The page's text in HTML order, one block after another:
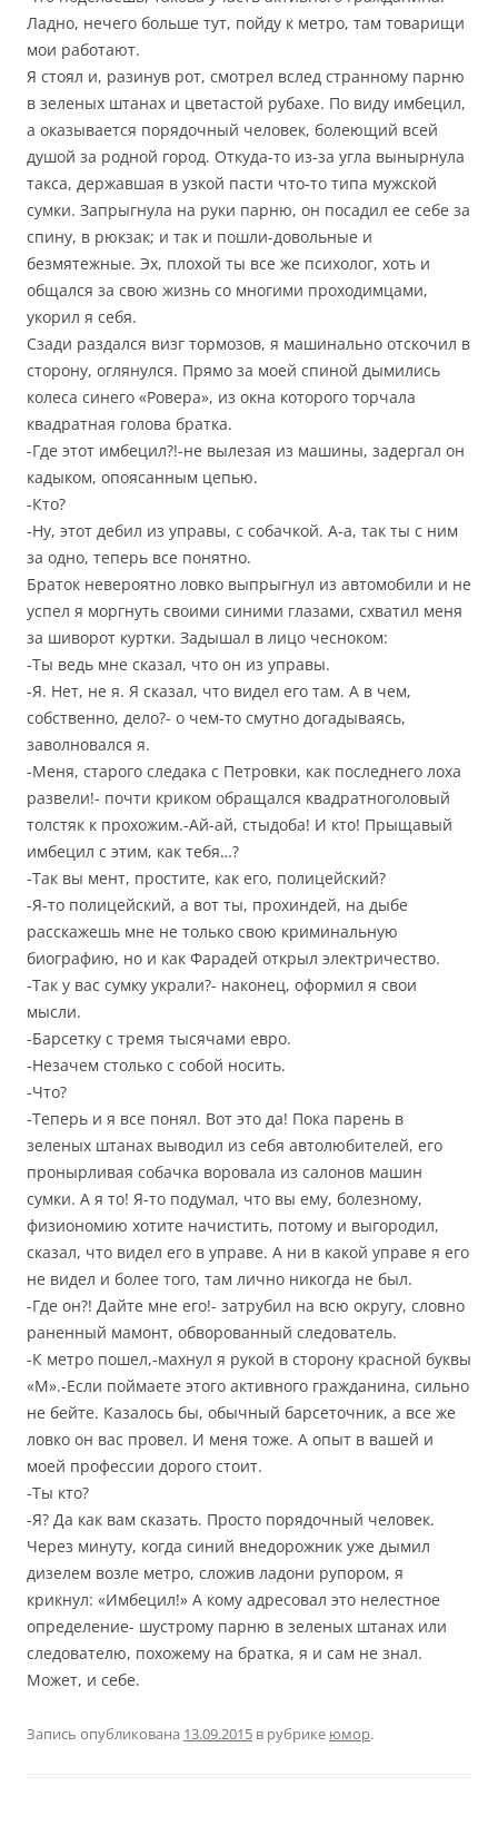
Ладно, нечего больше тут, пойду к метро, там товарищи
мои работают.
Я стоял и, разинув рот, смотрел вслед странному парню
в зеленых штанах и цветастой рубахе. По виду имбецил,
а оказывается порядочный человек, болеющий всей
душой за родной город. Откуда-то из-за угла вынырнула
такса, державшая в узкой пасти что-то типа мужской
сумки. Запрыгнула на руки парню, он посадил ее себе за
спину, в рюкзак; и так и пошли-довольные и
безмятежные. Эх, плохой ты все же психолог, хоть и
общался за свою жизнь со многими проходимцами,
укорил я себя.
Сзади раздался визг тормозов, я машинально отскочил в
сторону, оглянулся. Прямо за моей спиной дымились
колеса синего «Ровера», из окна которого торчала
квадратная голова братка.
-Где этот имбецил?!-не вылезая из машины, задергал он
кадыком, опоясанным цепью.
-Кто?
-Ну, этот дебил из управы, с собачкой. А-а, так ты с ним
за одно, теперь все понятно.
Браток невероятно ловко выпрыгнул из автомобили и не
успел я моргнуть своими синими глазами, схватил меня
за шиворот куртки. Задышал в лицо чесноком:
-Ты ведь мне сказал, что он из управы.
-Я. Нет, не я. Я сказал, что видел его там. А в чем,
собственно, дело?- о чем-то смутно догадываясь,
заволновался я.
-Меня, старого следака с Петровки, как последнего лоха
развели!- почти криком обращался квадратноголовый
толстяк к прохожим.-Ай-ай, стыдоба! И кто! Прыщавый
имбецил с этим, как тебя…?
-Так вы мент, простите, как его, полицейский?
-Я-то полицейский, а вот ты, прохиндей, на дыбе
расскажешь мне не только свою криминальную
биографию, но и как Фарадей открыл электричество.
-Так у вас сумку украли?- наконец, оформил я свои
мысли.
-Барсетку с тремя тысячами евро.
-Незачем столько с собой носить.
-Что?
-Теперь и я все понял. Вот это да! Пока парень в
зеленых штанах выводил из себя автолюбителей, его
пронырливая собачка воровала из салонов машин
сумки. А я то! Я-то подумал, что вы ему, болезному,
физиономию хотите начистить, потому и выгородил,
сказал, что видел его в управе. А ни в какой управе я его
не видел и более того, там лично никогда не был.
-Где он?! Дайте мне его!- затрубил на всю округу, словно
раненный мамонт, обворованный следователь.
-К метро пошел,-махнул я рукой в сторону красной буквы
«М».-Если поймаете этого активного гражданина, сильно
не бейте. Казалось бы, обычный барсеточник, а все же
ловко он вас провел. И меня тоже. А опыт в вашей и
моей профессии дорого стоит.
-Ты кто?
-Я? Да как вам сказать. Просто порядочный человек.
Через минуту, когда синий внедорожник уже дымил
дизелем возле метро, сложив ладони рупором, я
крикнул: «Имбецил!» А кому адресовал это нелестное
определение- шустрому парню в зеленых штанах или
следователю, похожему на братка, я и сам не знал.
Может, и себе.
Запись опубликована 13.09.2015 в рубрике юмор.